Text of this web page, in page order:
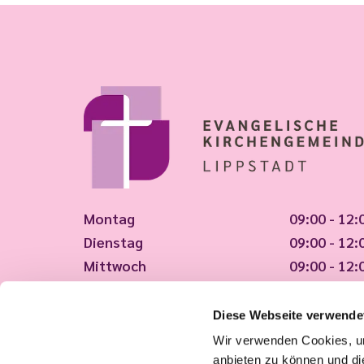
Diese Webseite
Wir verwenden Cookies,
anbieten zu können und
Montag
09:00 -
Dienstag
09:00 -
Mittwoch
09:00 -
09:00 -
Tut uns leid, wir haben geschlossen!